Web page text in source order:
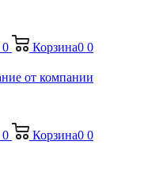
0 Корзина0 0
0 Корзина0 0